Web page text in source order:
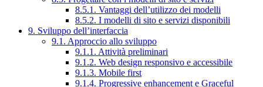
8.5.1. Vantaggi dell’utilizzo dei modelli
8.5.2. I modelli di sito e servizi disponibili
9. Sviluppo dell’interfaccia
9.1. Approccio allo sviluppo
9.1.1. Attività preliminari
9.1.2. Web design responsivo e accessibile
9.1.3. Mobile first
9.1.4. Progressive enhancement e Graceful